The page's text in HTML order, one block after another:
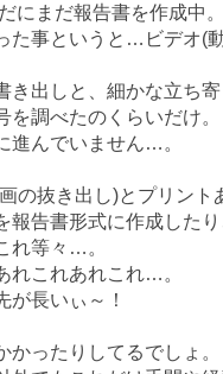
にまだ報告書を作成中
た事というと…ビデオ(
き出しと、細かな立ち
を調べたのくらいだけ。
進んでいません…。
の抜き出し)とプリント
報告書形式に作成した
れ等々…。
れこれあれこれ…。
が長いぃ～！
かったりしてるでしょ。